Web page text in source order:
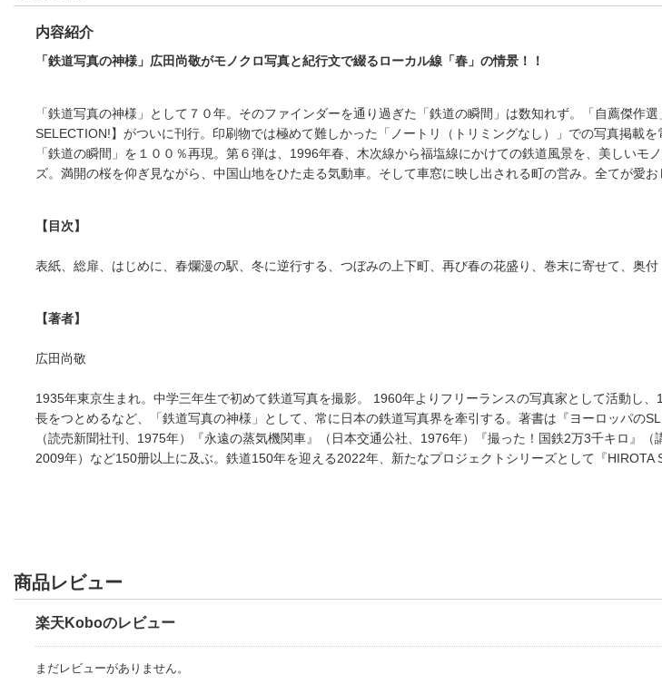
内容紹介
「鉄道写真の神様」広田尚敬がモノクロ写真と紀行文で綴るローカル線「春」の情景！！
「鉄道写真の神様」として７０年。そのファインダーを通り過ぎた「鉄道の瞬間」は数知れず。「自薦傑作
SELECTION!】がついに刊行。印刷物では極めて難しかった「ノートリ（トリミングなし）」での写真掲載
「鉄道の瞬間」を１００％再現。第６弾は、1996年春、木次線から福塩線にかけての鉄道風景を、美しいモ
ズ。満開の桜を仰ぎ見ながら、中国山地をひた走る気動車。そして車窓に映し出される町の営み。全てが愛お
【目次】
表紙、総扉、はじめに、春爛漫の駅、冬に逆行する、つぼみの上下町、再び春の花盛り、巻末に寄せて、奥付
【著者】
広田尚敬
1935年東京生まれ。中学三年生で初めて鉄道写真を撮影。 1960年よりフリーランスの写真家として活動し
長をつとめるなど、「鉄道写真の神様」として、常に日本の鉄道写真界を牽引する。著書は『ヨーロッパの
（読売新聞社刊、1975年）『永遠の蒸気機関車』（日本交通公社、1976年）『撮った！国鉄2万3千キロ』（
2009年）など150册以上に及ぶ。鉄道150年を迎える2022年、新たなプロジェクトシリーズとして『HIROTA
商品レビュー
楽天Koboのレビュー
まだレビューがありません。